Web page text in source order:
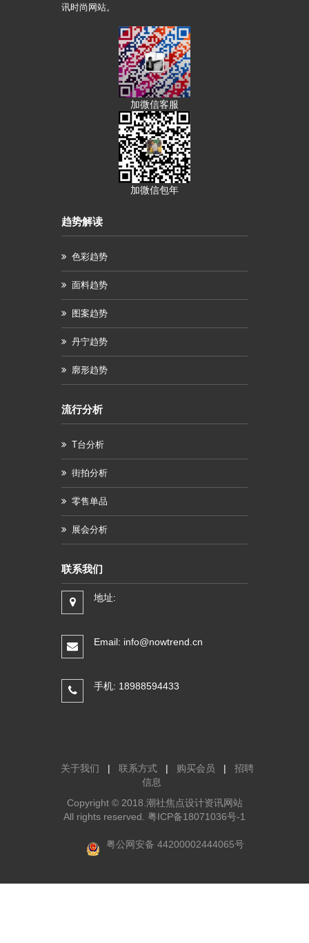
讯时尚网站。
加微信客服
加微信包年
趋势解读
色彩趋势
面料趋势
图案趋势
丹宁趋势
廓形趋势
流行分析
T台分析
街拍分析
零售单品
展会分析
联系我们
地址:
Email: info@nowtrend.cn
手机: 18988594433
关于我们 | 联系方式 | 购买会员 |
招聘
信息
Copyright © 2018.潮社焦点设计资讯网站
All rights reserved. 粤ICP备18071036号-1
粤公网安备 44200002444065号